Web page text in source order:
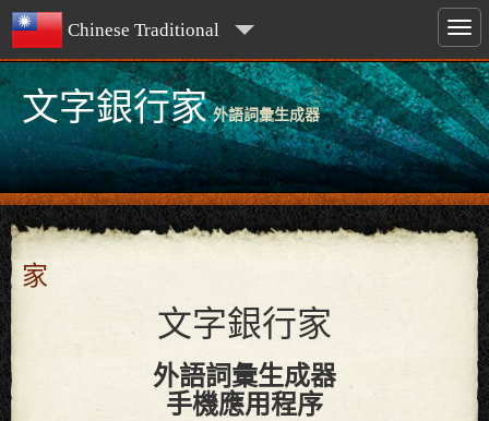
Chinese Traditional
文字銀行家 外語詞彙生成器
家
文字銀行家
外語詞彙生成器
手機應用程序